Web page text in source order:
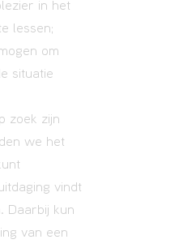
in het
lessen;
om
situatie
zoek zijn
we het
vindt
Daarbij kun
van een